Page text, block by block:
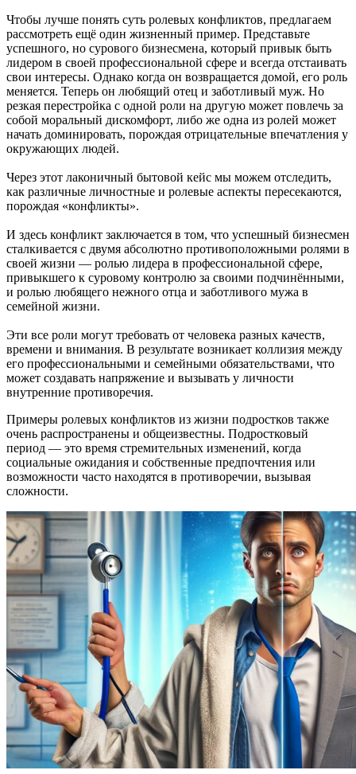
Чтобы лучше понять суть ролевых конфликтов, предлагаем
рассмотреть ещё один жизненный пример. Представьте
успешного, но сурового бизнесмена, который привык быть
лидером в своей профессиональной сфере и всегда отстаивать
свои интересы. Однако когда он возвращается домой, его роль
меняется. Теперь он любящий отец и заботливый муж. Но
резкая перестройка с одной роли на другую может повлечь за
собой моральный дискомфорт, либо же одна из ролей может
начать доминировать, порождая отрицательные впечатления у
окружающих людей.
Через этот лаконичный бытовой кейс мы можем отследить,
как различные личностные и ролевые аспекты пересекаются,
порождая «конфликты».
И здесь конфликт заключается в том, что успешный бизнесмен
сталкивается с двумя абсолютно противоположными ролями в
своей жизни — ролью лидера в профессиональной сфере,
привыкшего к суровому контролю за своими подчинёнными,
и ролью любящего нежного отца и заботливого мужа в
семейной жизни.
Эти все роли могут требовать от человека разных качеств,
времени и внимания. В результате возникает коллизия между
его профессиональными и семейными обязательствами, что
может создавать напряжение и вызывать у личности
внутренние противоречия.
Примеры ролевых конфликтов из жизни подростков также
очень распространены и общеизвестны. Подростковый
период — это время стремительных изменений, когда
социальные ожидания и собственные предпочтения или
возможности часто находятся в противоречии, вызывая
сложности.